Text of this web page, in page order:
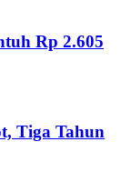
Rp 2.605
Tiga Tahun